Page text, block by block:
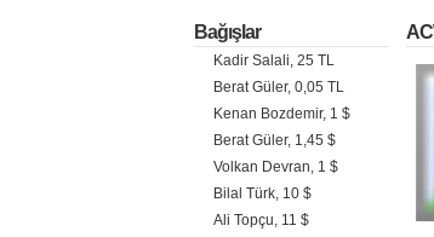
Bağışlar
Kadir Salali, 25 TL
Berat Güler, 0,05 TL
Kenan Bozdemir, 1 $
Berat Güler, 1,45 $
Volkan Devran, 1 $
Bilal Türk, 10 $
Ali Topçu, 11 $